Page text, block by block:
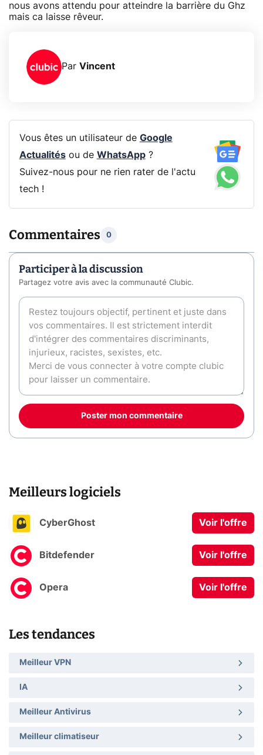
nous avons attendu pour atteindre la barrière du Ghz
mais ca laisse rêveur.
Par Vincent
Vous êtes un utilisateur de Google
Actualitésou de WhatsApp?
Suivez-nous pour ne rien rater de l'actu
tech !
Commentaires 0
Participer à la discussion
Partagez votre avis avec la communauté Clubic.
Poster mon commentaire
Meilleurs logiciels
CyberGhost Voir l'offre
Bitdefender Voir l'offre
Opera Voir l'offre
Les tendances
Meilleur VPN
IA
Meilleur Antivirus
Meilleur climatiseur